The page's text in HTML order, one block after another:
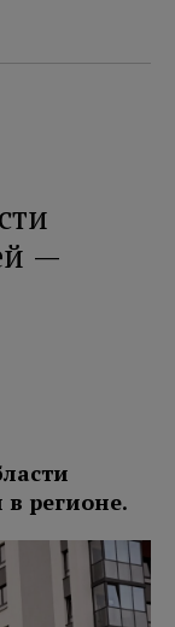
—
в регионе.